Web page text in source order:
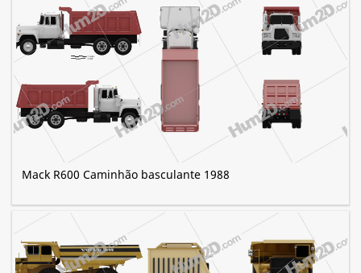
Mack R600 Caminhão basculante 1988